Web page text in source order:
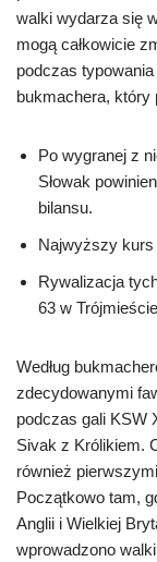
walki wydarza się
mogą całkowicie
podczas
bukmachera, który
Po wygranej z
Słowak
bilansu.
Najwyższy kurs
Rywalizacja
63 w
Według
zdecydowanymi
podczas gali KSW
Sivak z Królikiem.
również
Początkowo tam,
Anglii i Wielkiej
wprowadzono